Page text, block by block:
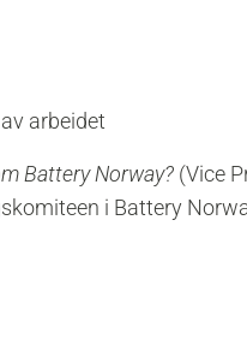
arbeidet
Battery Norway? (Vice
i Battery